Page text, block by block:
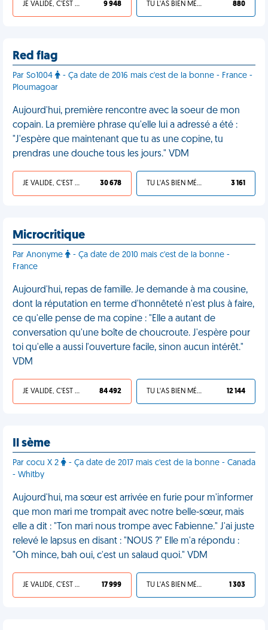
JE VALIDE, C'EST UNE VDM 9 948 TU L'AS BIEN MÉRITÉ 880
Red flag
Par So1004
- Ça date de 2016 mais c'est de la bonne - France -
Ploumagoar
Aujourd'hui, première rencontre avec la soeur de mon
copain. La première phrase qu'elle lui a adressé a été :
"J'espère que maintenant que tu as une copine, tu
prendras une douche tous les jours." VDM
JE VALIDE, C'EST UNE VDM 30 678 TU L'AS BIEN MÉRITÉ 3 161
Microcritique
Par Anonyme
- Ça date de 2010 mais c'est de la bonne -
France
Aujourd'hui, repas de famille. Je demande à ma cousine,
dont la réputation en terme d'honnêteté n'est plus à faire,
ce qu'elle pense de ma copine : "Elle a autant de
conversation qu'une boîte de choucroute. J'espère pour
toi qu'elle a aussi l'ouverture facile, sinon aucun intérêt."
VDM
JE VALIDE, C'EST UNE VDM 84 492 TU L'AS BIEN MÉRITÉ 12 144
Il sème
Par cocu X 2
- Ça date de 2017 mais c'est de la bonne - Canada
- Whitby
Aujourd'hui, ma sœur est arrivée en furie pour m'informer
que mon mari me trompait avec notre belle-sœur, mais
elle a dit : "Ton mari nous trompe avec Fabienne." J'ai juste
relevé le lapsus en disant : "NOUS ?" Elle m'a répondu :
"Oh mince, bah oui, c'est un salaud quoi." VDM
JE VALIDE, C'EST UNE VDM 17 999 TU L'AS BIEN MÉRITÉ 1 303